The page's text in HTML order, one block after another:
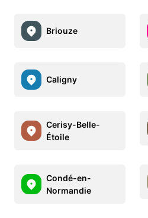
Briouze
Caligny
Cerisy-Belle-
Étoile
Condé-en-
Normandie